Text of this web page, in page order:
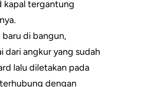
kapal tergantung
baru di bangun,
dari angkur yang sudah
lalu diletakan pada
dengan